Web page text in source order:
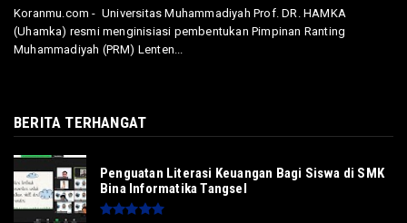
Koranmu.com - Universitas Muhammadiyah Prof. DR. HAMKA
(Uhamka) resmi menginisiasi pembentukan Pimpinan Ranting
Muhammadiyah (PRM) Lenten...
BERITA TERHANGAT
Penguatan Literasi Keuangan Bagi Siswa di SMK
Bina Informatika Tangsel